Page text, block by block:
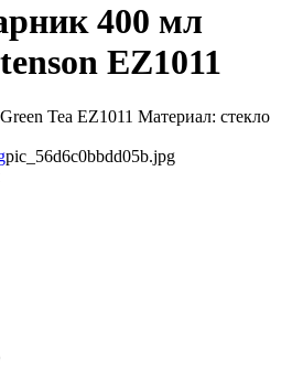
400 мл
EZ1011
Tea EZ1011 Материал: стекло
pic_56d6c0bbdd05b.jpg